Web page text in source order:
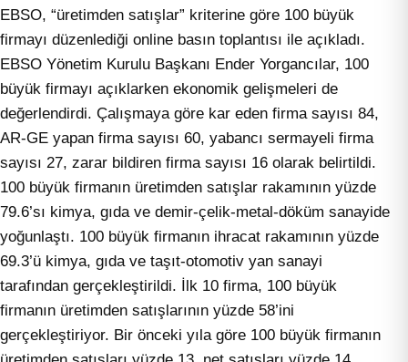
EBSO, “üretimden satışlar” kriterine göre 100 büyük
firmayı düzenlediği online basın toplantısı ile açıkladı.
EBSO Yönetim Kurulu Başkanı Ender Yorgancılar, 100
büyük firmayı açıklarken ekonomik gelişmeleri de
değerlendirdi. Çalışmaya göre kar eden firma sayısı 84,
AR-GE yapan firma sayısı 60, yabancı sermayeli firma
sayısı 27, zarar bildiren firma sayısı 16 olarak belirtildi.
100 büyük firmanın üretimden satışlar rakamının yüzde
79.6’sı kimya, gıda ve demir-çelik-metal-döküm sanayide
yoğunlaştı. 100 büyük firmanın ihracat rakamının yüzde
69.3’ü kimya, gıda ve taşıt-otomotiv yan sanayi
tarafından gerçekleştirildi. İlk 10 firma, 100 büyük
firmanın üretimden satışlarının yüzde 58’ini
gerçekleştiriyor. Bir önceki yıla göre 100 büyük firmanın